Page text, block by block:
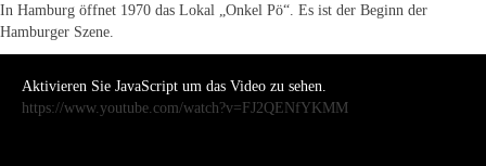
In Hamburg öffnet 1970 das Lokal „Onkel Pö“. Es ist der Beginn der
Hamburger Szene.
Aktivieren Sie JavaScript um das Video zu sehen.
https://www.youtube.com/watch?v=FJ2QENfYKMM